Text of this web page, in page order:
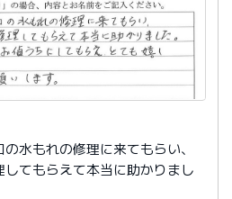
水もれの修理に来てもらい、
てもらえて本当に助かりまし